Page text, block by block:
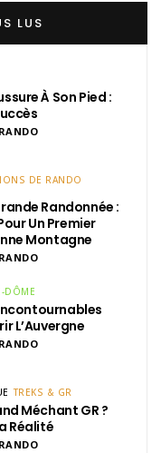
LUS
À Son Pied :
DE RANDO
Randonnée :
Un Premier
Montagne
DÔME
L’Auvergne
TREKS & GR
Méchant GR ?
Réalité